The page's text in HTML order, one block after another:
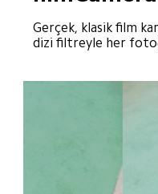
Gerçek, klasik film
dizi filtreyle her